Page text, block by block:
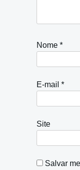
Nome *
E-mail *
Site
Salvar